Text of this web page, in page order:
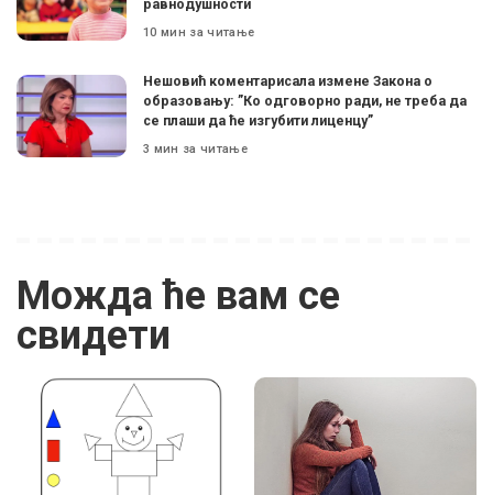
равнодушности
10 мин за читање
Нешовић коментарисала измене Закона о
образовању: ”Ко одговорно ради, не треба да
се плаши да ће изгубити лиценцу”
3 мин за читање
Можда ће вам се
свидети